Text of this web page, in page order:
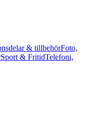
& tillbehörFoto,
Sport & FritidTelefoni,